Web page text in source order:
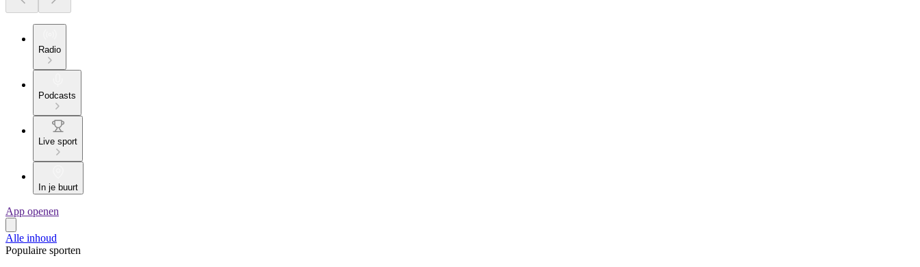
Radio
Podcasts
Live sport
In je buurt
App openen
Alle inhoud
Populaire sporten